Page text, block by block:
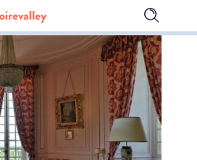
Ouvrir
la
barre
de